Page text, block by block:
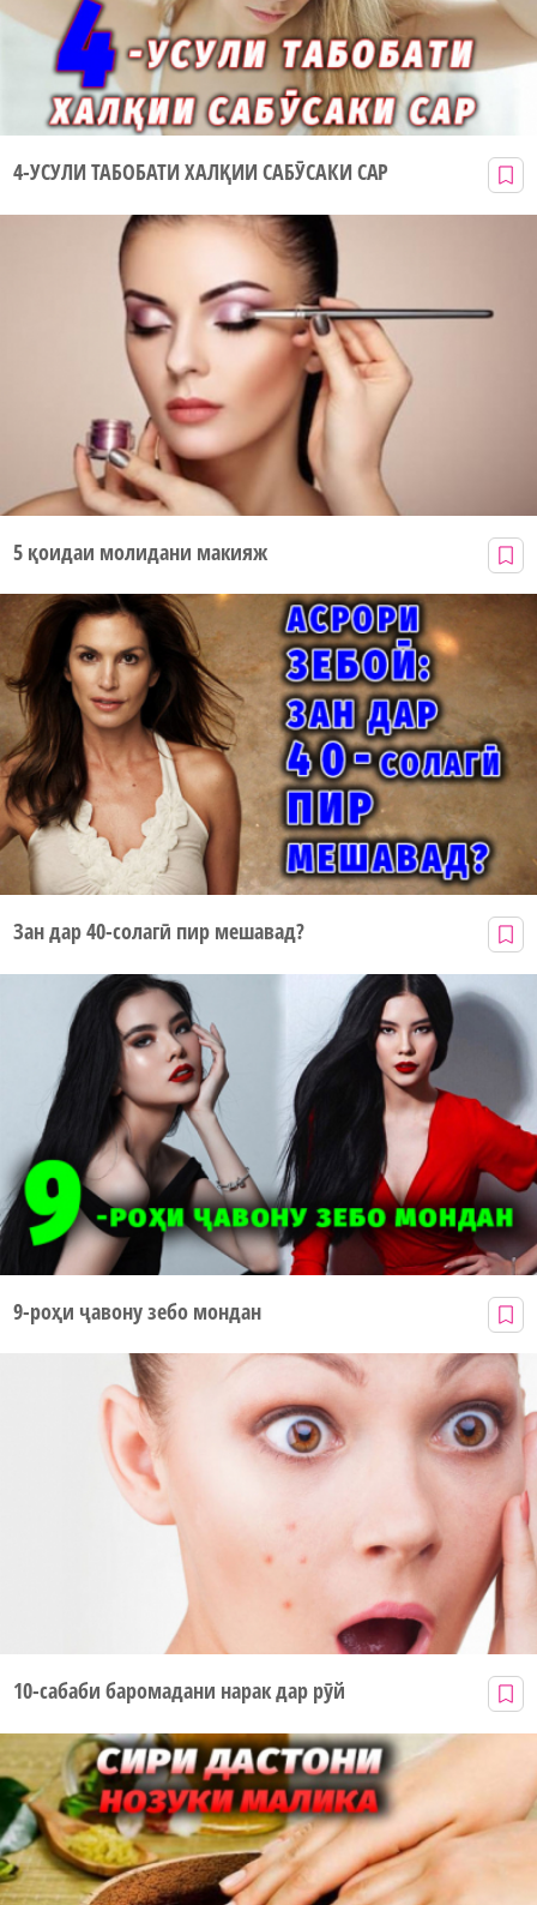
4-УСУЛИ ТАБОБАТИ ХАЛҚИИ САБӮСАКИ САР
5 қоидаи молидани макияж
Зан дар 40-солагӣ пир мешавад?
9-роҳи ҷавону зебо мондан
10-сабаби баромадани нарак дар рӯй